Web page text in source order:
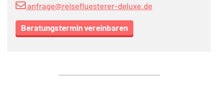
anfrage@reisefluesterer-deluxe.de
Beratungstermin vereinbaren